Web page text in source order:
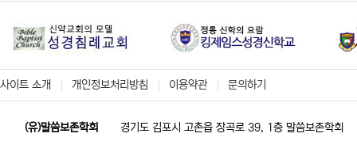
사이트 소개 개인정보처리방침 이용약관 문의하기
(유)말씀보존학회 경기도 김포시 고촌읍 장곡로 39, 1층 말씀보존학회